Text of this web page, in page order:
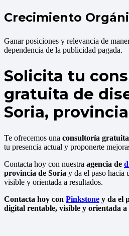
Crecimiento
Ganar posiciones y relevancia de
dependencia de la publicidad pagada.
Solicita tu
gratuita de
Soria,
Te ofrecemos una consultoría
tu presencia actual y proponerte
Contacta hoy con nuestra agencia de
provincia de Soria y da el paso hacia
visible y orientada a resultados.
Contacta hoy con Pinkstone y da el
digital rentable, visible y orientada a